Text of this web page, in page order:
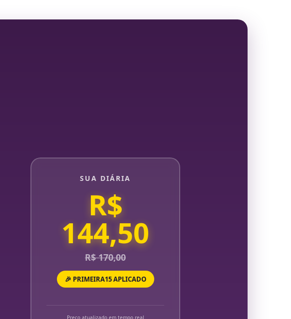
SUA DIÁRIA
R$
144,50
R$ 170,00
🎉 PRIMEIRA15 APLICADO
Preço atualizado em tempo real